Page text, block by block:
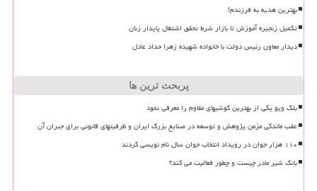
بهترین هدیه به فرزندم!
تکمیل زنجیره آموزش تا بازار شرط تحقق اشتغال پایدار زنان
دیدار معاون رئیس دولت با خانواده شهیده زهرا حداد عادل
پربحث ترین ها
بلک ویو یکی از بهترین گوشیهای مقاوم را معرفی نمود
عقب ماندگی مزمن پژوهش و توسعه در صنایع بزرگ ایران و ظرفیتهای قانونی برای جبران آن
۱۱۰ هزار جوان در رویداد انتخاب جوان سال نام نویسی کردند
بانک شیر مادر چیست و چطور فعالیت می کند؟